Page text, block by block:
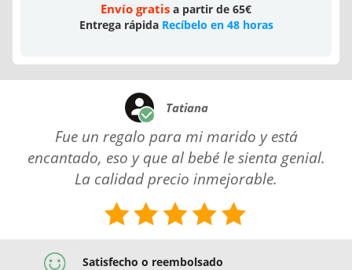
Envío gratis a partir de 65€
Entrega rápida Recíbelo en 48 horas
Tatiana
Fue un regalo para mi marido y está
encantado, eso y que al bebé le sienta genial.
La calidad precio inmejorable.
Satisfecho o reembolsado